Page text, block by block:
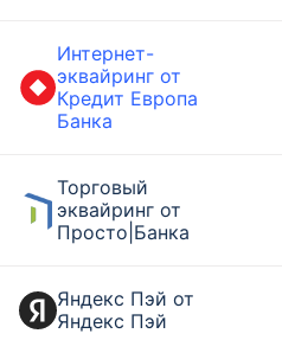
Интернет-
эквайринг от
Кредит Европа
Банка
Торговый
эквайринг от
Просто|Банка
Яндекс Пэй от
Яндекс Пэй